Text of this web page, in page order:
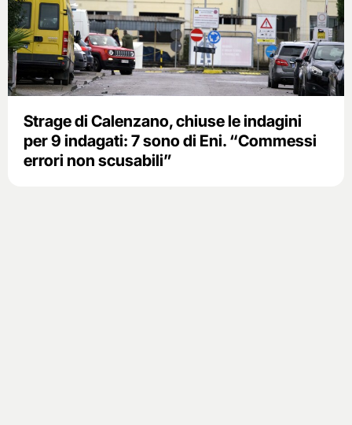
Strage di Calenzano, chiuse le indagini
per 9 indagati: 7 sono di Eni. “Commessi
errori non scusabili”